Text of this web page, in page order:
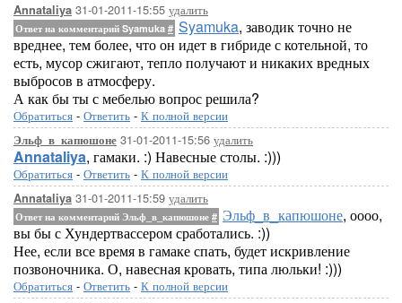
Annataliya 31-01-2011-15:55 удалить
Ответ на комментарий Syamuka # Syamuka, заводик точно не
вреднее, тем более, что он идет в гибриде с котельной, то
есть, мусор сжигают, тепло получают и никаких вредных
выбросов в атмосферу.
А как бы ты с мебелью вопрос решила?
Обратиться - Ответить - К полной версии
Эльф_в_капюшоне 31-01-2011-15:56 удалить
Annataliya, гамаки. :) Навесные столы. :)))
Обратиться - Ответить - К полной версии
Annataliya 31-01-2011-15:59 удалить
Ответ на комментарий Эльф_в_капюшоне # Эльф_в_капюшоне, оооо,
вы бы с Хундертвассером сработались. :))
Нее, если все время в гамаке спать, будет искривление
позвоночника. О, навесная кровать, типа люльки! :)))
Обратиться - Ответить - К полной версии